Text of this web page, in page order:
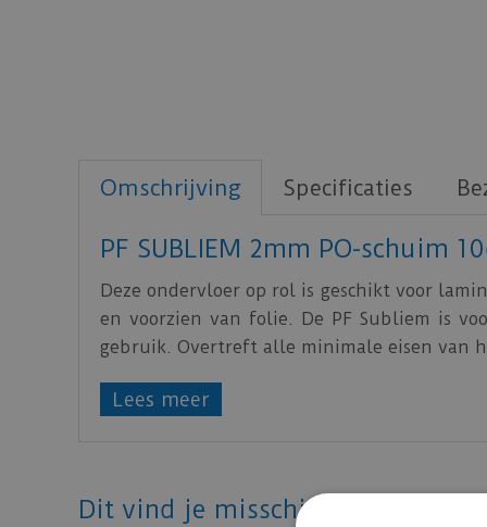
Omschrijving Specificaties
PF SUBLIEM 2mm PO-schuim
Deze ondervloer op rol is geschikt voor
en voorzien van folie. De PF Subliem is
gebruik. Overtreft alle minimale eisen van
Contactgeluidisolatie (IS) 10dB ?Llin*
Reflectiegeluid (RWS): 15%
Warmteweerstand (R): 0,045 m2 K/W
Lees meer
Dit vind je misschien ook mooi!